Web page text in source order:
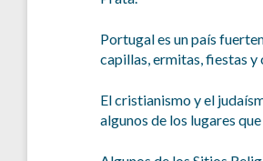
Portugal es un país
capillas, ermitas, fiestas y
El cristianismo y el
algunos de los lugares